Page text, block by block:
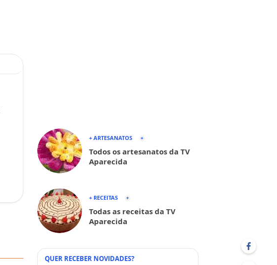
+ ARTESANATOS
Todos os artesanatos da TV
Aparecida
+ RECEITAS
Todas as receitas da TV
Aparecida
QUER RECEBER NOVIDADES?